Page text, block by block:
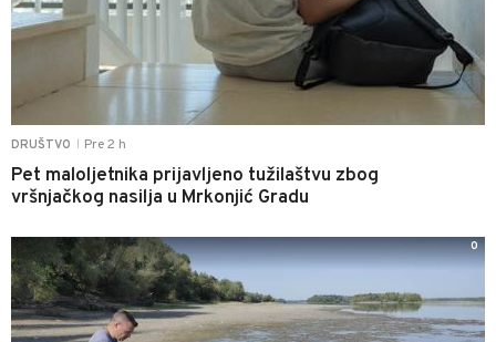
DRUŠTVO Pre 2 h
Pet maloljetnika prijavljeno tužilaštvu zbog
vršnjačkog nasilja u Mrkonjić Gradu
0